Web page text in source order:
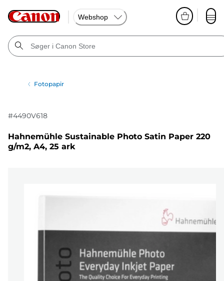
Webshop
Fotopapir
#4490V618
Hahnemühle Sustainable Photo Satin Paper 220
g/m2, A4, 25 ark